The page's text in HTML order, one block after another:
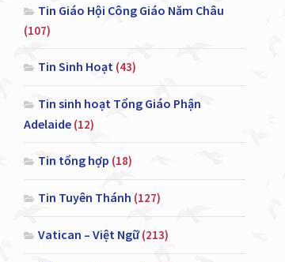
Tin Giáo Hội Công Giáo Năm Châu
(107)
Tin Sinh Hoạt (43)
Tin sinh hoạt Tổng Giáo Phận
Adelaide (12)
Tin tổng hợp (18)
Tin Tuyên Thánh (127)
Vatican – Việt Ngữ(213)